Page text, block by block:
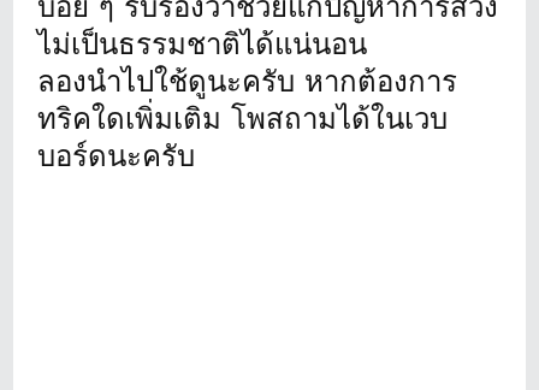
ไม่เป็นธรรมชาติได้แน่นอน
ลองนำไปใช้ดูนะครับ หากต้องการ
ทริคใดเพิ่มเติม โพสถามได้ในเวบ
บอร์ดนะครับ